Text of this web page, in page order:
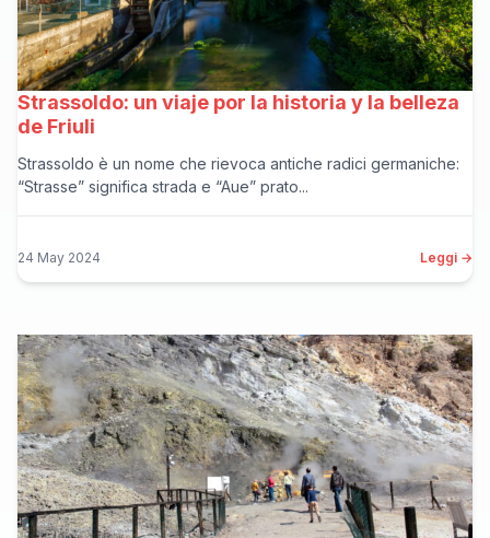
Strassoldo: un viaje por la historia y la belleza
de Friuli
Strassoldo è un nome che rievoca antiche radici germaniche:
“Strasse” significa strada e “Aue” prato...
24 May 2024 Leggi →